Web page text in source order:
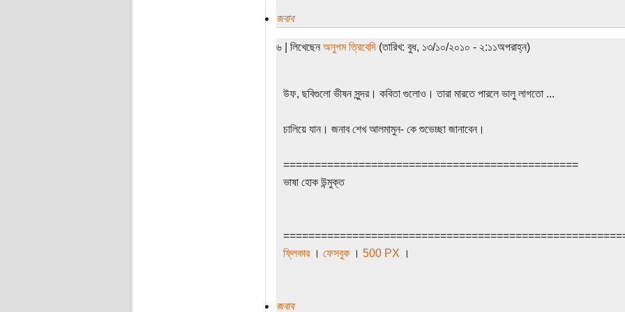
জবাব
৬ | লিখেছেন অনুপম ত্রিবেদি(তারিখ: বুধ, ১৩/১০/২০১০ - ২:১১অপরাহ্ন)
উফ, ছবিগুলো ভীষন সুন্দর। কবিতা গুলোও। তারা মারতে পারলে ভালু লাগতো ...
চালিয়ে যান। জনাব শেখ আলমামুন- কে শুভেচ্ছা জানাবেন।
===============================================
ভাষা হোক উন্মুক্ত
ফ্লিকার। ফেসবুক। 500 PX ।
জবাব